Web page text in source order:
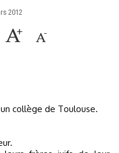
2012
collège de Toulouse.